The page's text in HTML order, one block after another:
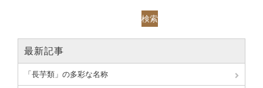
検索
最新記事
「長芋類」の多彩な名称